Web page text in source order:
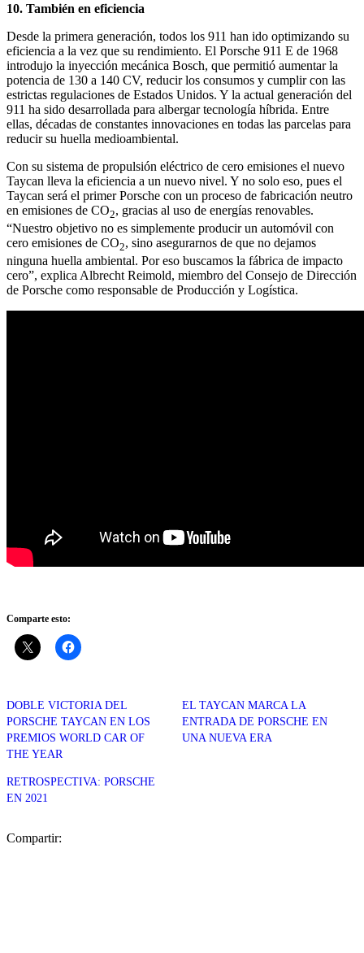
10. También en eficiencia
Desde la primera generación, todos los 911 han ido optimizando su
eficiencia a la vez que su rendimiento. El Porsche 911 E de 1968
introdujo la inyección mecánica Bosch, que permitió aumentar la
potencia de 130 a 140 CV, reducir los consumos y cumplir con las
estrictas regulaciones de Estados Unidos. Y la actual generación del
911 ha sido desarrollada para albergar tecnología híbrida. Entre
ellas, décadas de constantes innovaciones en todas las parcelas para
reducir su huella medioambiental.
Con su sistema de propulsión eléctrico de cero emisiones el nuevo
Taycan lleva la eficiencia a un nuevo nivel. Y no solo eso, pues el
Taycan será el primer Porsche con un proceso de fabricación neutro
en emisiones de CO2, gracias al uso de energías renovables.
“Nuestro objetivo no es simplemente producir un automóvil con
cero emisiones de CO2, sino asegurarnos de que no dejamos
ninguna huella ambiental. Por eso buscamos la fábrica de impacto
cero”, explica Albrecht Reimold, miembro del Consejo de Dirección
de Porsche como responsable de Producción y Logística.
Comparte esto:
DOBLE VICTORIA DEL
PORSCHE TAYCAN EN LOS
PREMIOS WORLD CAR OF
THE YEAR
EL TAYCAN MARCA LA
ENTRADA DE PORSCHE EN
UNA NUEVA ERA
RETROSPECTIVA: PORSCHE
EN 2021
Compartir: